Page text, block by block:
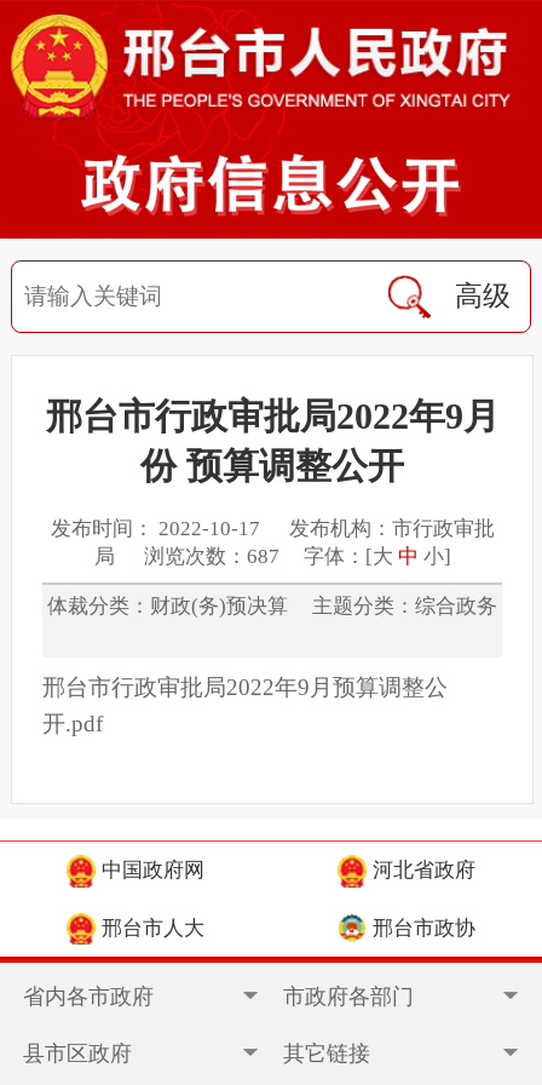
高级
邢台市行政审批局2022年9月
份 预算调整公开
发布时间： 2022-10-17 发布机构：市行政审批
局 浏览次数：687 字体：[大 中 小]
体裁分类：财政(务)预决算 主题分类：综合政务
邢台市行政审批局2022年9月预算调整公
开.pdf
中国政府网 河北省政府
邢台市人大 邢台市政协
省内各市政府 市政府各部门
县市区政府 其它链接